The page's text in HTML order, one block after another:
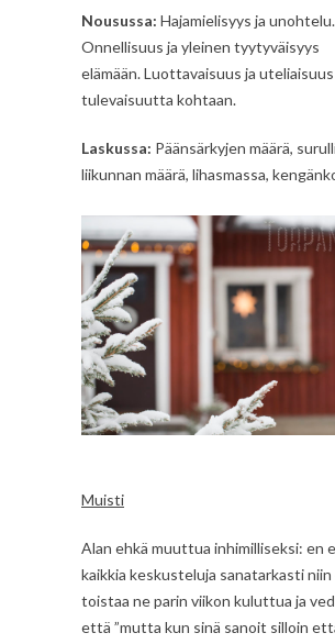
Nousussa: Hajamielisyys ja unohtelu.
Onnellisuus ja yleinen tyytyväisyys
elämään. Luottavaisuus ja uteliaisuus
tulevaisuutta kohtaan.
Laskussa: Päänsärkyjen määrä,
liikunnan määrä, lihasmassa,
Muisti
Alan ehkä muuttua inhimilliseksi: en
kaikkia keskusteluja sanatarkasti
toistaa ne parin viikon kuluttua ja
että ”mutta kun sinä sanoit silloin